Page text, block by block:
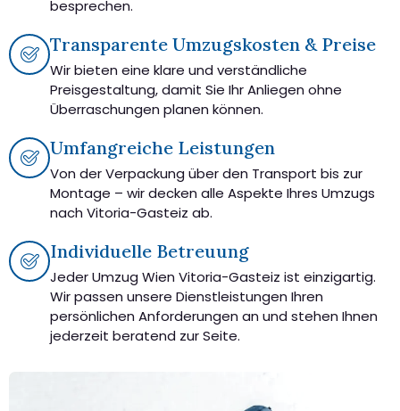
besprechen.
Transparente Umzugskosten & Preise
Wir bieten eine klare und verständliche
Preisgestaltung, damit Sie Ihr Anliegen ohne
Überraschungen planen können.
Umfangreiche Leistungen
Von der Verpackung über den Transport bis zur
Montage – wir decken alle Aspekte Ihres Umzugs
nach Vitoria-Gasteiz ab.
Individuelle Betreuung
Jeder Umzug Wien Vitoria-Gasteiz ist einzigartig.
Wir passen unsere Dienstleistungen Ihren
persönlichen Anforderungen an und stehen Ihnen
jederzeit beratend zur Seite.